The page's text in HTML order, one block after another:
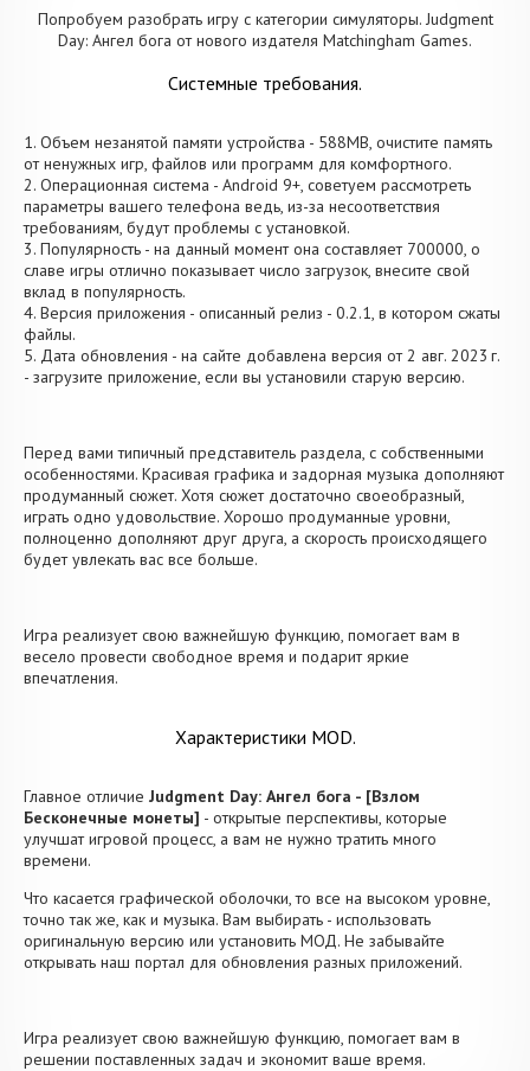
Попробуем разобрать игру с категории симуляторы. Judgment
Day: Ангел бога от нового издателя Matchingham Games.
Системные требования.
1. Объем незанятой памяти устройства - 588MB, очистите память
от ненужных игр, файлов или программ для комфортного.
2. Операционная система - Android 9+, советуем рассмотреть
параметры вашего телефона ведь, из-за несоответствия
требованиям, будут проблемы с установкой.
3. Популярность - на данный момент она составляет 700000, о
cлаве игры отлично показывает число загрузок, внесите свой
вклад в популярность.
4. Версия приложения - описанный релиз - 0.2.1, в котором сжаты
файлы.
5. Дата обновления - на сайте добавлена версия от 2 авг. 2023 г.
- загрузите приложение, если вы установили старую версию.
Перед вами типичный представитель раздела, с собственными
особенностями. Красивая графика и задорная музыка дополняют
продуманный сюжет. Хотя сюжет достаточно своеобразный,
играть одно удовольствие. Хорошо продуманные уровни,
полноценно дополняют друг друга, а скорость происходящего
будет увлекать вас все больше.
Игра реализует свою важнейшую функцию, помогает вам в
весело провести свободное время и подарит яркие
впечатления.
Характеристики MOD.
Главное отличие Judgment Day: Ангел бога - [Взлом
Бесконечные монеты] - открытые перспективы, которые
улучшат игровой процесс, а вам не нужно тратить много
времени.
Что касается графической оболочки, то все на высоком уровне,
точно так же, как и музыка. Вам выбирать - использовать
оригинальную версию или установить МОД. Не забывайте
открывать наш портал для обновления разных приложений.
Игра реализует свою важнейшую функцию, помогает вам в
решении поставленных задач и экономит ваше время.